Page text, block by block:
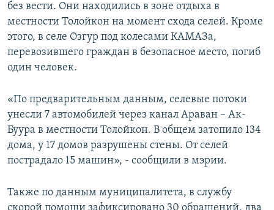
без вести. Они находились в зоне отдыха в
местности Толойкон на момент схода селей. Кроме
этого, в селе Озгур под колесами КАМАЗа,
перевозившего граждан в безопасное место, погиб
один человек.
«По предварительным данным, селевые потоки
унесли 7 автомобилей через канал Араван – Ак-
Буура в местности Толойкон. В общем затопило 134
дома, у 17 домов разрушены стены. От селей
пострадало 15 машин», - сообщили в мэрии.
Также по данным муниципалитета, в службу